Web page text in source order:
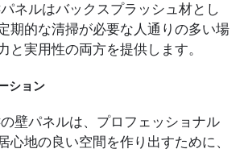
ネルはバックスプラッシュ材とし
期的な清掃が必要な人通りの多い場
と実用性の両方を提供します。
ション
壁パネルは、プロフェッショナル
心地の良い空間を作り出すために、